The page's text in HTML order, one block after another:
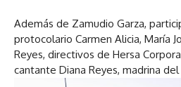
Además de Zamudio Garza,
protocolario Carmen Alicia, María
Reyes, directivos de Hersa
cantante Diana Reyes, madrina